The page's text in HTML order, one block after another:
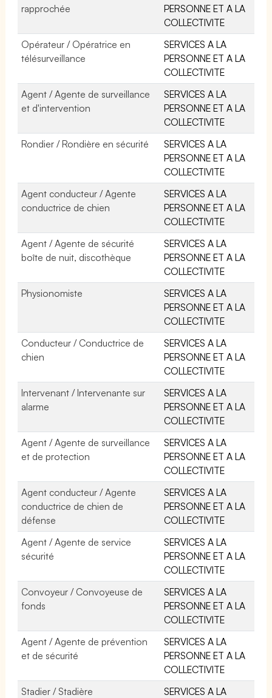
rapprochée
PERSONNE ET A LA
COLLECTIVITE
Opérateur / Opératrice en
télésurveillance
SERVICES A LA
PERSONNE ET A LA
COLLECTIVITE
Agent / Agente de surveillance
et d'intervention
SERVICES A LA
PERSONNE ET A LA
COLLECTIVITE
Rondier / Rondière en sécurité
SERVICES A LA
PERSONNE ET A LA
COLLECTIVITE
Agent conducteur / Agente
conductrice de chien
SERVICES A LA
PERSONNE ET A LA
COLLECTIVITE
Agent / Agente de sécurité
boîte de nuit, discothèque
SERVICES A LA
PERSONNE ET A LA
COLLECTIVITE
Physionomiste
SERVICES A LA
PERSONNE ET A LA
COLLECTIVITE
Conducteur / Conductrice de
chien
SERVICES A LA
PERSONNE ET A LA
COLLECTIVITE
Intervenant / Intervenante sur
alarme
SERVICES A LA
PERSONNE ET A LA
COLLECTIVITE
Agent / Agente de surveillance
et de protection
SERVICES A LA
PERSONNE ET A LA
COLLECTIVITE
Agent conducteur / Agente
conductrice de chien de
défense
SERVICES A LA
PERSONNE ET A LA
COLLECTIVITE
Agent / Agente de service
sécurité
SERVICES A LA
PERSONNE ET A LA
COLLECTIVITE
Convoyeur / Convoyeuse de
fonds
SERVICES A LA
PERSONNE ET A LA
COLLECTIVITE
Agent / Agente de prévention
et de sécurité
SERVICES A LA
PERSONNE ET A LA
COLLECTIVITE
Stadier / Stadière
SERVICES A LA